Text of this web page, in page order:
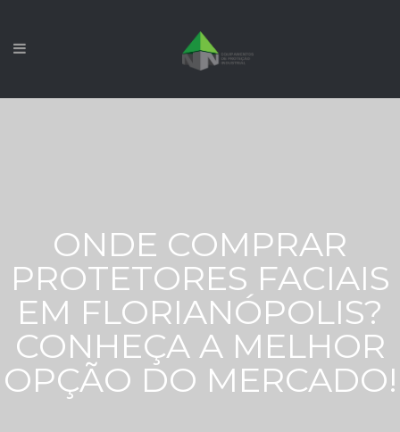
ONDE COMPRAR
PROTETORES FACIAIS
EM FLORIANÓPOLIS?
CONHEÇA A MELHOR
OPÇÃO DO MERCADO!